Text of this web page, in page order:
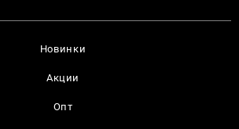
Новинки
Акции
Опт